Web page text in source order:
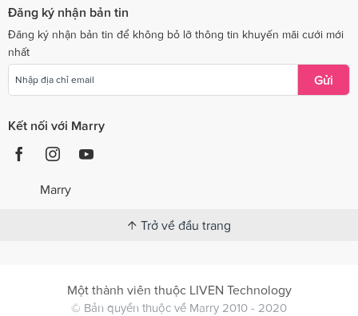
Đăng ký nhận bản tin
Đăng ký nhận bản tin để không bỏ lỡ thông tin khuyến mãi cưới mới
nhất
Gửi
Kết nối với Marry
Marry
Trở về đầu trang
Một thành viên thuộc LIVEN Technology
© Bản quyền thuộc về Marry 2010 - 2020